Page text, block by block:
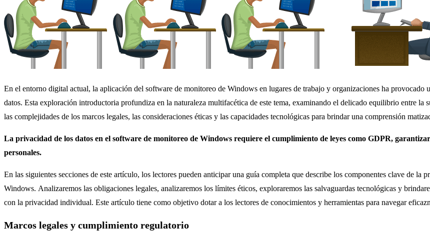
En el entorno digital actual, la aplicación del software de monitoreo de Windows en lugares de trabajo y organizaciones ha
datos. Esta exploración introductoria profundiza en la naturaleza multifacética de este tema, examinando el delicado equilibrio entre
las complejidades de los marcos legales, las consideraciones éticas y las capacidades tecnológicas para brindar una comprensión
La privacidad de los datos en el software de monitoreo de Windows requiere el cumplimiento de leyes como GDPR,
personales.
En las siguientes secciones de este artículo, los lectores pueden anticipar una guía completa que describe los componentes clave de
Windows. Analizaremos las obligaciones legales, analizaremos los límites éticos, exploraremos las salvaguardas tecnológicas y
con la privacidad individual. Este artículo tiene como objetivo dotar a los lectores de conocimientos y herramientas para navegar
Marcos legales y cumplimiento regulatorio